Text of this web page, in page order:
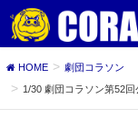
HOME
劇団コラソン
1/30 劇団コラソン第52